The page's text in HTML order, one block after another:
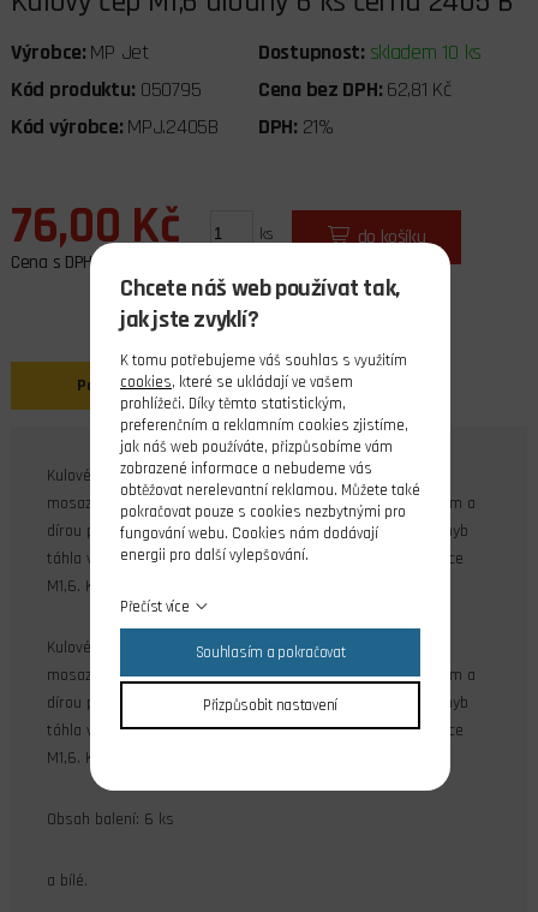
Výrobce: MP Jet Dostupnost: skladem 10 ks
Kód produktu: 050795 Cena bez DPH: 62,81 Kč
Kód výrobce: MPJ.2405B DPH: 21%
76,00 Kč
Cena s DPH
ks do košíku
Popis
Kulové čepy typ V1 (plastové oko pro táhlo se závitem M2,
mosazný čep s dlouhým krčkem, s vnějším průměrem 4 mm a
dírou pro šroub M1,6). Pro přesné spojení a zcela volný pohyb
táhla ve všech rovinách. Souprava obsahuje šrouby a matice
M1,6. K dispozici v barvě
Kulové čepy typ V1 (plastové oko pro táhlo se závitem M2,
mosazný čep s dlouhým krčkem, s vnějším průměrem 4 mm a
dírou pro šroub M1,6). Pro přesné spojení a zcela volný pohyb
táhla ve všech rovinách. Souprava obsahuje šrouby a matice
M1,6. K dispozici v černé barvě.
Obsah balení: 6 ks
a bílé.
Chcete náš web používat tak,
jak jste zvyklí?
K tomu potřebujeme váš souhlas s využitím
cookies, které se ukládají ve vašem
prohlížeči. Díky těmto statistickým,
preferenčním a reklamním cookies zjistíme,
jak náš web používáte, přizpůsobíme vám
zobrazené informace a nebudeme vás
obtěžovat nerelevantní reklamou. Můžete také
pokračovat pouze s cookies nezbytnými pro
fungování webu. Cookies nám dodávají
energii pro další vylepšování.
Přečíst více
Souhlasím a pokračovat
Přizpůsobit nastavení